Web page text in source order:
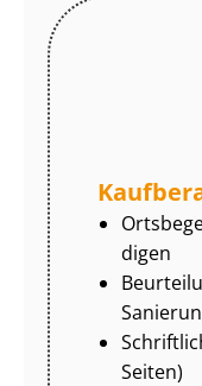
di­gen
Seiten)